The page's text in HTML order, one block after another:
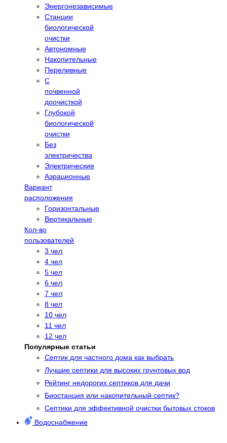
Энергонезависимые
Станции
биологической
очистки
Автономные
Накопительные
Переливные
С
почвенной
доочисткой
Глубокой
биологической
очистки
Без
электричества
Электрические
Аэрационные
Вариант
расположения
Горизонтальные
Вертикальные
Кол-во
пользователей
3 чел
4 чел
5 чел
6 чел
7 чел
8 чел
10 чел
11 чел
12 чел
Популярные статьи
Cептик для частного дома как выбрать
Лучшие септики для высоких грунтовых вод
Рейтинг недорогих септиков для дачи
Биостанция или накопительный септик?
Септики для эффективной очистки бытовых стоков
Водоснабжение